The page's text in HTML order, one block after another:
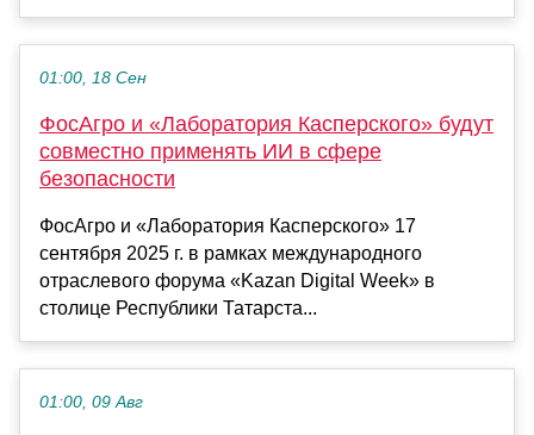
01:00, 18 Сен
ФосАгро и «Лаборатория Касперского» будут
совместно применять ИИ в сфере
безопасности
ФосАгро и «Лаборатория Касперского» 17
сентября 2025 г. в рамках международного
отраслевого форума «Kazan Digital Week» в
столице Республики Татарста...
01:00, 09 Авг